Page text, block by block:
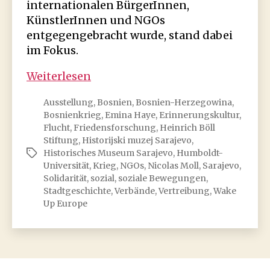
internationalen BürgerInnen,
KünstlerInnen und NGOs
entgegengebracht wurde, stand dabei
im Fokus.
Weiterlesen
Up,
Europe!
Support
and
solidarity
mobilisations
for
and
and
Schlagwörter
Ausstellung, Bosnien, Bosnien-Herzegowina,
Bosnienkrieg, Emina Haye, Erinnerungskultur,
Flucht, Friedensforschung, Heinrich Böll
Stiftung, Historijski muzej Sarajevo,
Historisches Museum Sarajevo, Humboldt-
Universität, Krieg, NGOs, Nicolas Moll, Sarajevo,
Solidarität, sozial, soziale Bewegungen,
Stadtgeschichte,Verbände,Vertreibung,Wake
Up Europe